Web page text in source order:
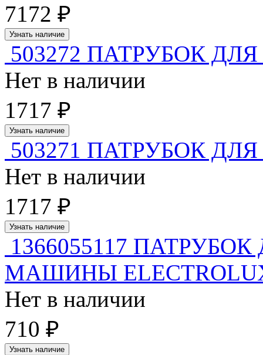
7172 ₽
Узнать наличие
503272 ПАТРУБОК
Нет в наличии
1717 ₽
Узнать наличие
503271 ПАТРУБОК
Нет в наличии
1717 ₽
Узнать наличие
1366055117
МАШИНЫ
Нет в наличии
710 ₽
Узнать наличие